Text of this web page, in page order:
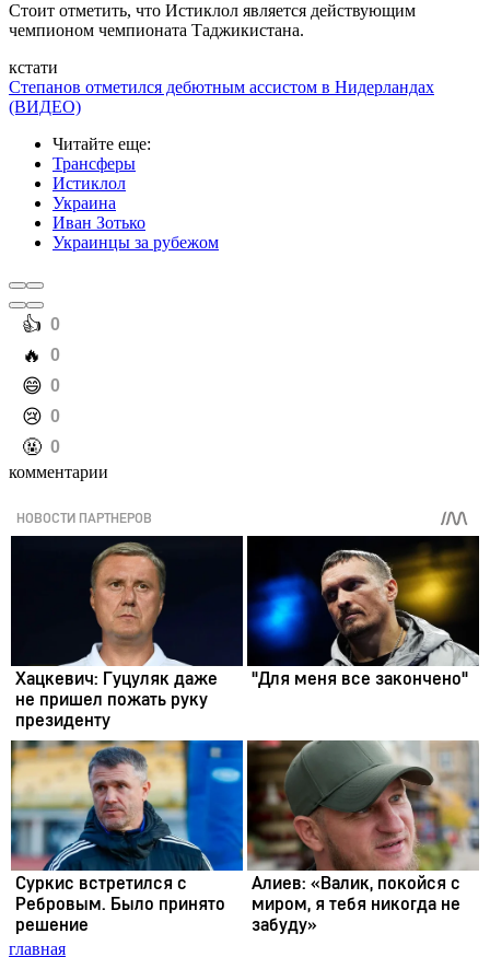
Стоит отметить, что Истиклол является действующим
чемпионом чемпионата Таджикистана.
кстати
Степанов отметился дебютным ассистом в Нидерландах
(ВИДЕО)
Читайте еще:
Трансферы
Истиклол
Украина
Иван Зотько
Украинцы за рубежом
️👍 0
️🔥 0
️😄 0
️😢 0
️🤬 0
комментарии
главная